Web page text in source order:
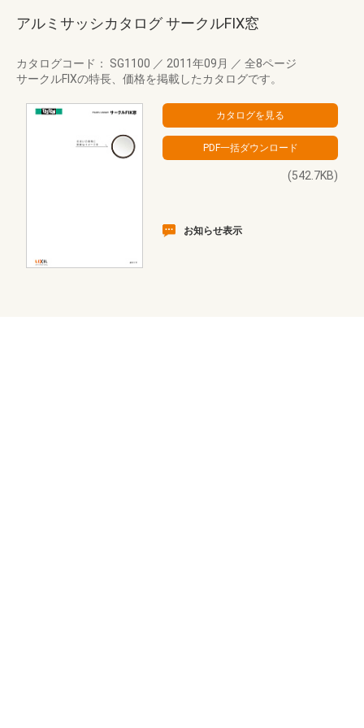
アルミサッシカタログ サークルFIX窓
カタログコード： SG1100 ／ 2011年09月 ／ 全8ページ
サークルFIXの特長、価格を掲載したカタログです。
(542.7KB)
お知らせ表示